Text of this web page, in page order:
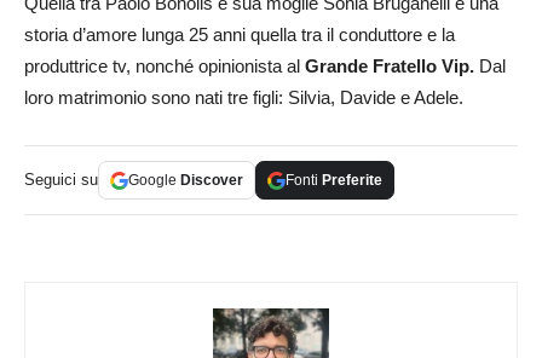
storia d’amore lunga 25 anni quella tra il conduttore e la
produttrice tv, nonché opinionista al Grande Fratello Vip. Dal
loro matrimonio sono nati tre figli: Silvia, Davide e Adele.
Seguici su Google Discover Fonti Preferite